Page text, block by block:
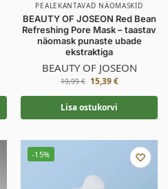
PEALEKANTAVAD NÄOMASKID
BEAUTY OF JOSEON Red Bean
Refreshing Pore Mask – taastav
näomask punaste ubade
ekstraktiga
BEAUTY OF JOSEON
19,99€ 15,39€
Lisa ostukorvi
-15%